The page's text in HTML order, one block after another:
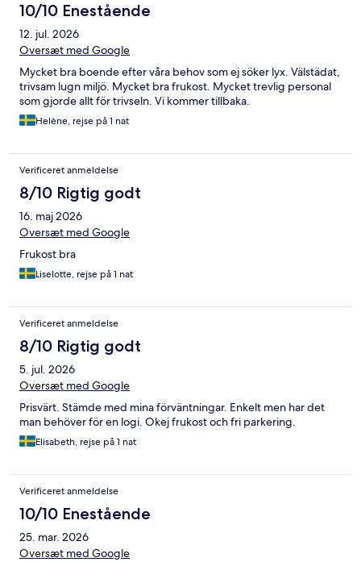
10/10 Enestående
12. jul. 2026
Oversæt med Google
Mycket bra boende efter våra behov som ej söker lyx. Välstädat,
trivsam lugn miljö. Mycket bra frukost. Mycket trevlig personal
som gjorde allt för trivseln. Vi kommer tillbaka.
Helène, rejse på 1 nat
Verificeret anmeldelse
8/10 Rigtig godt
16. maj 2026
Oversæt med Google
Frukost bra
Liselotte, rejse på 1 nat
Verificeret anmeldelse
8/10 Rigtig godt
5. jul. 2026
Oversæt med Google
Prisvärt. Stämde med mina förväntningar. Enkelt men har det
man behöver för en logi. Okej frukost och fri parkering.
Elisabeth, rejse på 1 nat
Verificeret anmeldelse
10/10 Enestående
25. mar. 2026
Oversæt med Google